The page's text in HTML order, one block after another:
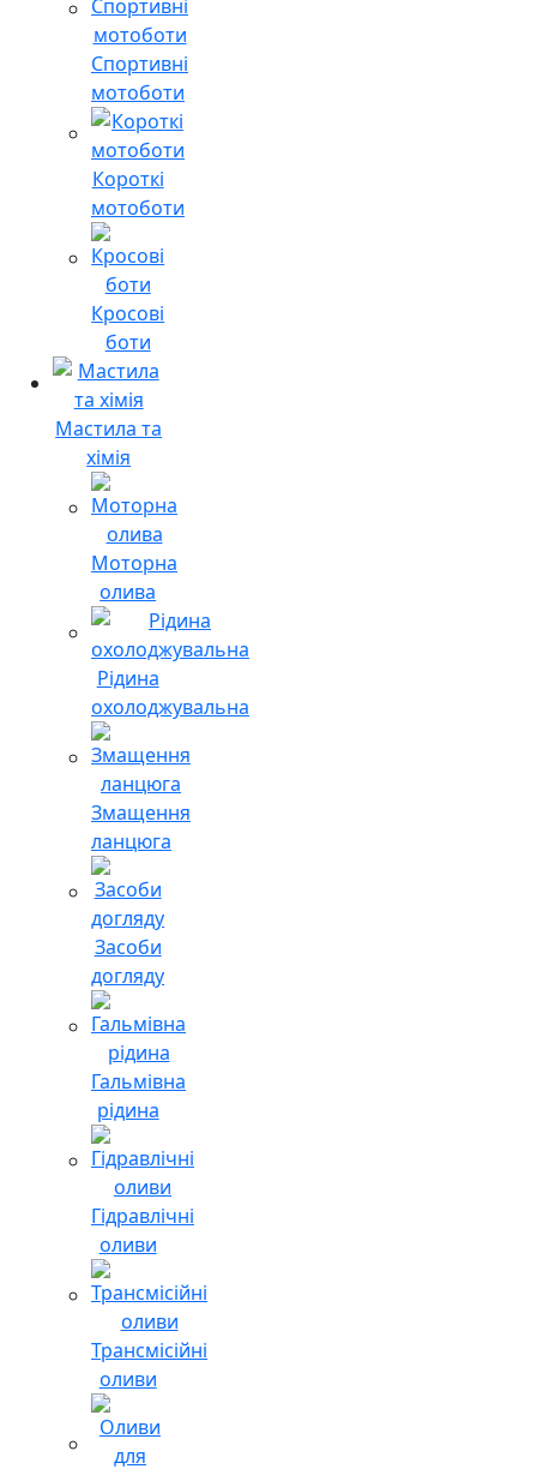
Спортивні
мотоботи
Короткі
мотоботи
Кросові
боти
Мастила та
хімія
Моторна
олива
Рідина
охолоджувальна
Змащення
ланцюга
Засоби
догляду
Гальмівна
рідина
Гідравлічні
оливи
Трансмісійні
оливи